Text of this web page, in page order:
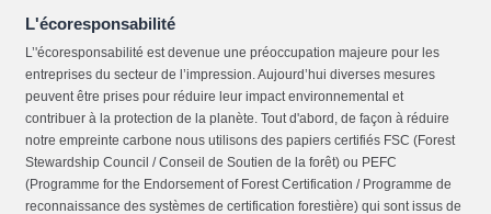
L'écoresponsabilité
L’'écoresponsabilité est devenue une préoccupation majeure pour les
entreprises du secteur de l’impression. Aujourd’hui diverses mesures
peuvent être prises pour réduire leur impact environnemental et
contribuer à la protection de la planète. Tout d'abord, de façon à réduire
notre empreinte carbone nous utilisons des papiers certifiés FSC (Forest
Stewardship Council / Conseil de Soutien de la forêt) ou PEFC
(Programme for the Endorsement of Forest Certification / Programme de
reconnaissance des systèmes de certification forestière) qui sont issus de